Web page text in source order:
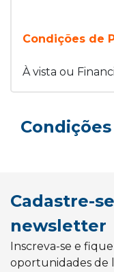
Condições de
À vista ou
Cadastre-
newsletter
Inscreva-se e
oportunidades de